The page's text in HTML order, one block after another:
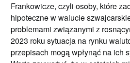
Frankowicze, czyli osoby, które
hipoteczne w walucie
problemami związanymi z
2023 roku sytuacja na rynku
przepisach mogą wpłynąć na ich